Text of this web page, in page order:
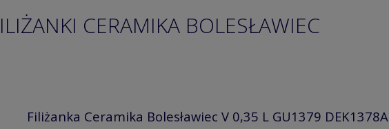
CERAMIKA BOLESŁAWIEC
Filiżanka Ceramika Bolesławiec V 0,35 L GU1379 DEK1378A